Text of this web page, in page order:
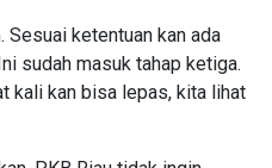
Sesuai ketentuan kan ada
sudah masuk tahap ketiga.
kali kan bisa lepas, kita lihat